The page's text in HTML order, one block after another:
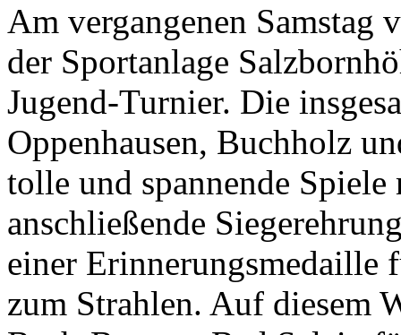
Am vergangenen Samstag
der Sportanlage
Jugend-Turnier. Die
Oppenhausen, Buchholz
tolle und spannende
anschließende
einer Erinnerungsmedaille
zum Strahlen. Auf diesem